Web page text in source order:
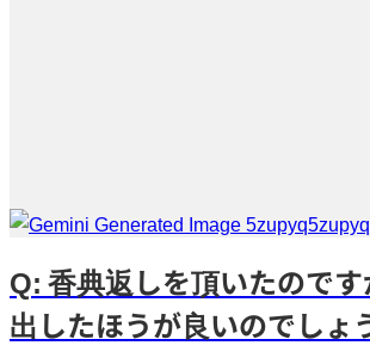
Q: 香典返しを頂いたので
出したほうが良いのでしょ